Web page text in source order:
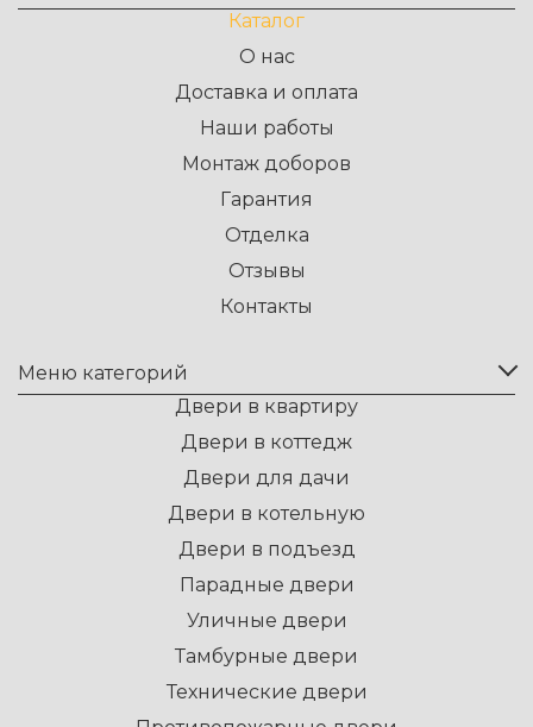
Каталог
О нас
Доставка и оплата
Наши работы
Монтаж доборов
Гарантия
Отделка
Отзывы
Контакты
Меню категорий
Двери в квартиру
Двери в коттедж
Двери для дачи
Двери в котельную
Двери в подъезд
Парадные двери
Уличные двери
Тамбурные двери
Технические двери